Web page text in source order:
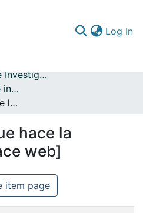
Log In
Vicerrectoría de Investigación
Fondo documental de investigación
La diferencia que hace la diferencia [Enlace web]
hace la
web]
item page